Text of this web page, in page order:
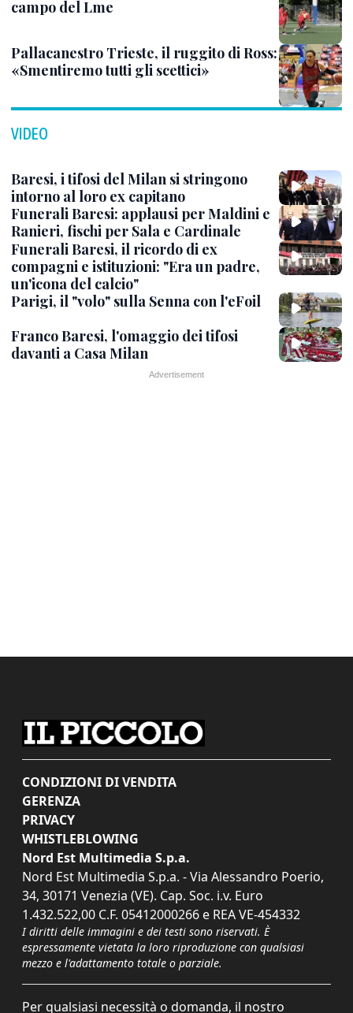
campo del Lme
Pallacanestro Trieste, il ruggito di Ross:
«Smentiremo tutti gli scettici»
VIDEO
Baresi, i tifosi del Milan si stringono
intorno al loro ex capitano
Funerali Baresi: applausi per Maldini e
Ranieri, fischi per Sala e Cardinale
Funerali Baresi, il ricordo di ex
compagni e istituzioni: "Era un padre,
un'icona del calcio"
Parigi, il "volo" sulla Senna con l'eFoil
Franco Baresi, l'omaggio dei tifosi
davanti a Casa Milan
CONDIZIONI DI VENDITA
GERENZA
PRIVACY
WHISTLEBLOWING
Nord Est Multimedia S.p.a.
Nord Est Multimedia S.p.a. - Via Alessandro Poerio,
34, 30171 Venezia (VE). Cap. Soc. i.v. Euro
1.432.522,00 C.F. 05412000266 e REA VE-454332
I diritti delle immagini e dei testi sono riservati. È
espressamente vietata la loro riproduzione con qualsiasi
mezzo e l'adattamento totale o parziale.
Per qualsiasi necessità o domanda, il nostro